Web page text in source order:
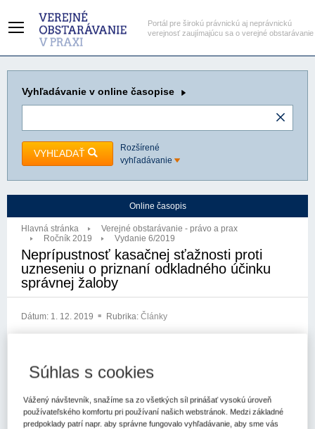
Portál pre širokú právnickú aj neprávnickú
verejnosť zaujímajúcu sa o verejné obstarávanie
Vyhľadávanie v online časopise
VYHĽADAŤ
Rozšírené
vyhľadávanie
Online časopis
Hlavná stránka
Verejné obstarávanie - právo a prax
Ročník 2019
Vydanie 6/2019
Neprípustnosť kasačnej sťažnosti proti
uzneseniu o priznaní odkladného účinku
správnej žaloby
Dátum: 1. 12. 2019 Rubrika: Články
Odôvodnenie Kasačné konanie Kasačný súd
Krajský súd
Správna žaloba
Súhlas s cookies
Vážený návštevník, snažíme sa zo všetkých síl prinášať vysokú úroveň
používateľského komfortu pri používaní našich webstránok. Medzi základné
predpoklady patrí napr. aby správne fungovalo vyhľadávanie, aby sme vás